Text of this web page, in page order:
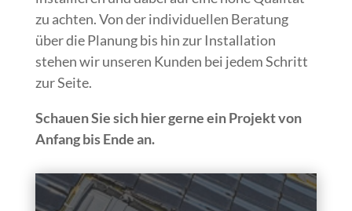
zu achten. Von der individuellen Beratung
über die Planung bis hin zur Installation
stehen wir unseren Kunden bei jedem Schritt
zur Seite.
Schauen Sie sich hier gerne ein Projekt von
Anfang bis Ende an.